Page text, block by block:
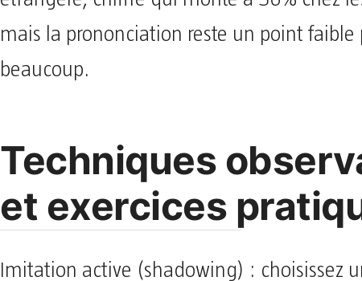
mais la prononciation reste un point faible
beaucoup.
Techniques
et exercices
Imitation active (shadowing) : choisissez